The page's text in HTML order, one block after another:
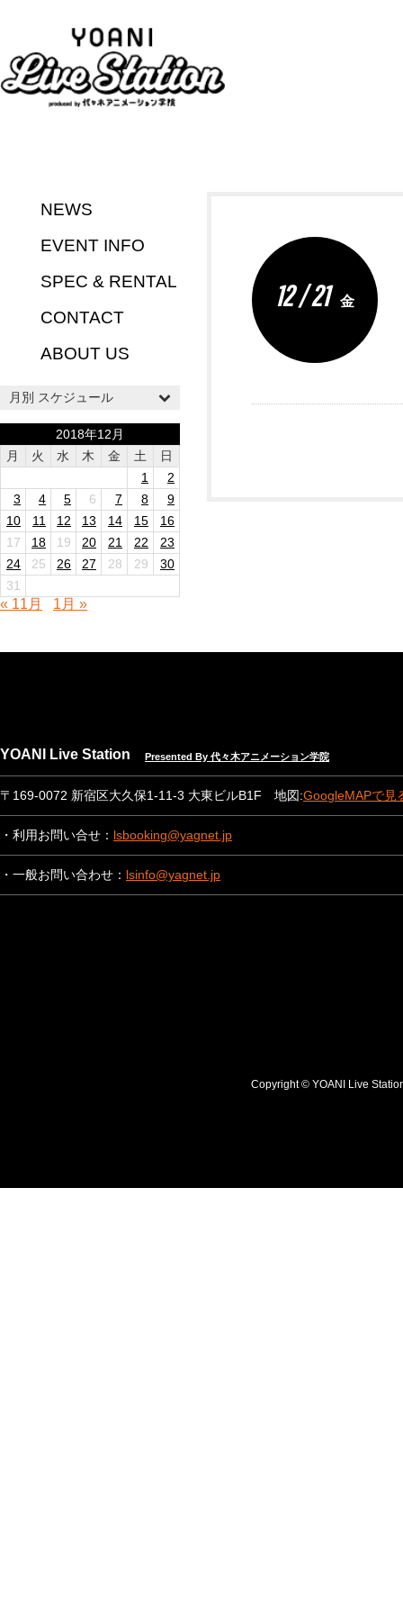
NEWS
EVENT INFO
SPEC & RENTAL
CONTACT
ABOUT US
月別 スケジュール
2018年12月
月
火 水 木 金 土
日
1
2
3
4 5 6 7 8
9
10
11 12 13 14 15
16
17
18 19 20 21 22
23
24
25 26 27 28 29
30
31
« 11月 1月 »
12 / 21 金
YOANI Live Station Presented By 代々木アニメーション学院
〒169-0072 新宿区大久保1-11-3 大東ビルB1F 地図:GoogleMAPで見
・利用お問い合せ： lsbooking@yagnet.jp
・一般お問い合わせ： lsinfo@yagnet.jp
Copyright © YOANI Live